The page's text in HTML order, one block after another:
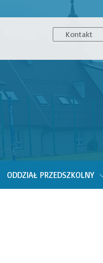
Kontakt
ODDZIAŁ PRZEDSZKOLNY